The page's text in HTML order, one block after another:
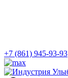
+7 (861) 945-93-93